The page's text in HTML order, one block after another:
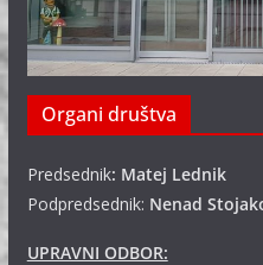
Organi društva
Predsednik: Matej Lednik
Podpredsednik: Nenad
UPRAVNI ODBOR: